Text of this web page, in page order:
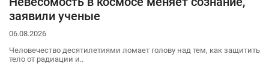
заявили ученые
06.08.2026
Человечество десятилетиями ломает голову над тем, как защитить
тело от радиации и..